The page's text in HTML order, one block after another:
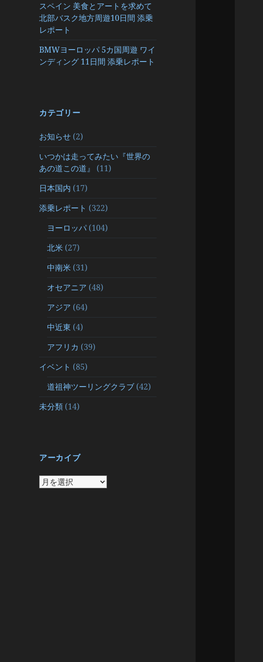
スペイン 美食とアートを求めて
北部バスク地方周遊10日間 添乗
レポート
BMWヨーロッパ 5カ国周遊 ワイ
ンディング 11日間 添乗レポート
カテゴリー
お知らせ (2)
いつかは走ってみたい『世界の
あの道この道』
(11)
日本国内 (17)
添乗レポート (322)
ヨーロッパ (104)
北米 (27)
中南米 (31)
オセアニア (48)
アジア (64)
中近東 (4)
アフリカ (39)
イベント (85)
道祖神ツーリングクラブ (42)
未分類 (14)
アーカイブ
ア